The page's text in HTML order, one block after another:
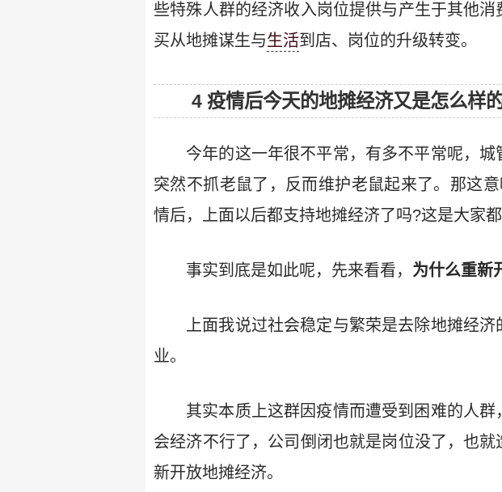
些特殊人群的经济收入岗位提供与产生于其他
买从地摊谋生与生活到店、岗位的升级转变。
4 疫情后今天的地摊经济又是怎么样
今年的这一年很不平常，有多不平常呢，
突然不抓老鼠了，反而维护老鼠起来了。那这
情后，上面以后都支持地摊经济了吗?这是大家都
事实到底是如此呢，先来看看， 为什么重新
上面我说过社会稳定与繁荣是去除地摊经
业。
其实本质上这群因疫情而遭受到困难的人
会经济不行了，公司倒闭也就是岗位没了，也
新开放地摊经济。